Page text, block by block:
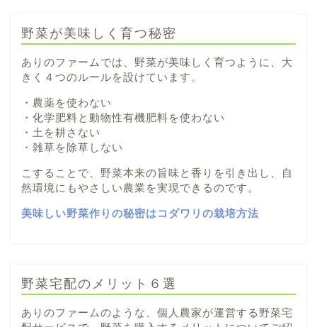
野菜が美味しく育つ秘密
ありのファームでは、野菜が美味しく育つように、大
きく４つのルールを設けています。
・農薬を使わない
・化学肥料と動物性有機肥料を使わない
・土を耕さない
・雑草を除草しない
こすることで、野菜本来の旨味と香りを引き出し、自
然環境にもやさしい農業を実現できるのです。
美味しい野菜作りの秘密はコダワリの栽培方法
野菜宅配のメリット６選
ありのファームのような、個人農家が運営する野菜宅